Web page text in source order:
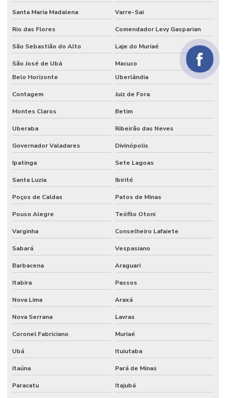
Santa Maria Madalena Varre-Sai
Rio das Flores Comendador Levy Gasparian
São Sebastião do Alto Laje do Muriaé
São José de Ubá
Macuco
Belo Horizonte
Uberlândia
Contagem Juiz de Fora
Montes Claros Betim
Uberaba Ribeirão das Neves
Governador Valadares Divinópolis
Ipatinga Sete Lagoas
Santa Luzia Ibirité
Poços de Caldas Patos de Minas
Pouso Alegre Teófilo Otoni
Varginha Conselheiro Lafaiete
Sabará Vespasiano
Barbacena Araguari
Itabira Passos
Nova Lima Araxá
Nova Serrana Lavras
Coronel Fabriciano Muriaé
Ubá Ituiutaba
Itaúna Pará de Minas
Paracatu Itajubá